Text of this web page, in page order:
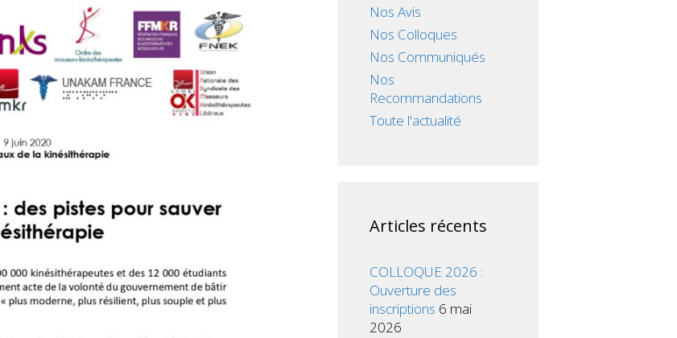
Nos Avis
Nos Colloques
Nos Communiqués
Nos
Recommandations
Toute l'actualité
Articles récents
COLLOQUE 2026 :
Ouverture des
inscriptions 6 mai
2026